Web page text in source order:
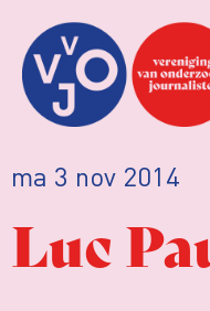
ma 3 nov 2014
Luc